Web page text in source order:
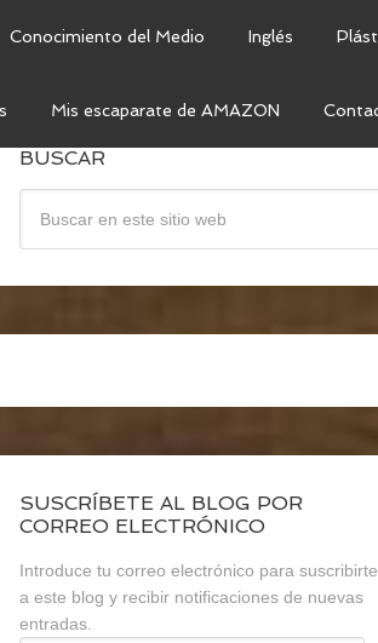
Conocimiento del Medio Inglés
Mis escaparate de AMAZON
BUSCAR
SUSCRÍBETE AL BLOG POR
CORREO ELECTRÓNICO
Introduce tu correo electrónico para suscribirte
a este blog y recibir notificaciones de nuevas
entradas.